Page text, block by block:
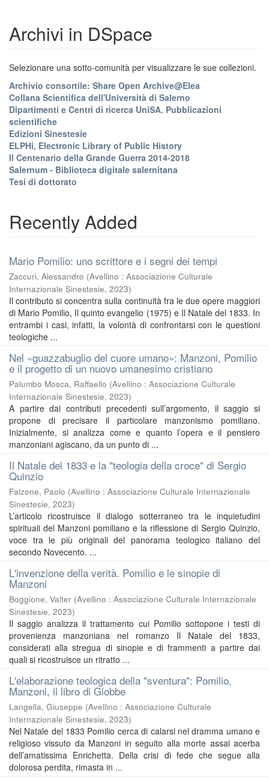
Archivi in DSpace
Selezionare una sotto-comunità per visualizzare le sue collezioni.
Archivio consortile: Share Open Archive@Elea
Collana Scientifica dell'Università di Salerno
Dipartimenti e Centri di ricerca UniSA. Pubblicazioni
scientifiche
Edizioni Sinestesie
ELPHi, Electronic Library of Public History
Il Centenario della Grande Guerra 2014-2018
Salernum - Biblioteca digitale salernitana
Tesi di dottorato
Recently Added
Mario Pomilio: uno scrittore e i segni dei tempi
Zaccuri, Alessandro (Avellino : Associazione Culturale
Internazionale Sinestesie, 2023)
Il contributo si concentra sulla continuità fra le due opere maggiori
di Mario Pomilio, Il quinto evangelio (1975) e Il Natale del 1833. In
entrambi i casi, infatti, la volontà di confrontarsi con le questioni
teologiche ...
Nel «guazzabuglio del cuore umano»: Manzoni, Pomilio
e il progetto di un nuovo umanesimo cristiano
Palumbo Mosca, Raffaello (Avellino : Associazione Culturale
Internazionale Sinestesie, 2023)
A partire dai contributi precedenti sull’argomento, il saggio si
propone di precisare il particolare manzonismo pomiliano.
Inizialmente, si analizza come e quanto l’opera e il pensiero
manzoniani agiscano, da un punto di ...
Il Natale del 1833 e la "teologia della croce" di Sergio
Quinzio
Falzone, Paolo (Avellino : Associazione Culturale Internazionale
Sinestesie, 2023)
L’articolo ricostruisce il dialogo sotterraneo tra le inquietudini
spirituali del Manzoni pomiliano e la riflessione di Sergio Quinzio,
voce tra le più originali del panorama teologico italiano del
secondo Novecento. ...
L'invenzione della verità. Pomilio e le sinopie di
Manzoni
Boggione, Valter (Avellino : Associazione Culturale Internazionale
Sinestesie, 2023)
Il saggio analizza il trattamento cui Pomilio sottopone i testi di
provenienza manzoniana nel romanzo Il Natale del 1833,
considerati alla stregua di sinopie e di frammenti a partire dai
quali si ricostruisce un ritratto ...
L'elaborazione teologica della "sventura": Pomilio,
Manzoni, il libro di Giobbe
Langella, Giuseppe (Avellino : Associazione Culturale
Internazionale Sinestesie, 2023)
Nel Natale del 1833 Pomilio cerca di calarsi nel dramma umano e
religioso vissuto da Manzoni in seguito alla morte assai acerba
dell’amatissima Enrichetta. Della crisi di fede che segue alla
dolorosa perdita, rimasta in ...